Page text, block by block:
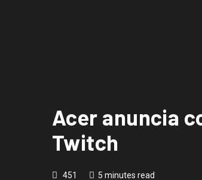
Acer anuncia
Twitch
451 5 minutes read